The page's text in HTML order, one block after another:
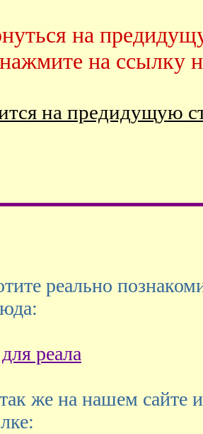
на
нажмите на ссылку
на предидущую
реально
реала
же на нашем сайте